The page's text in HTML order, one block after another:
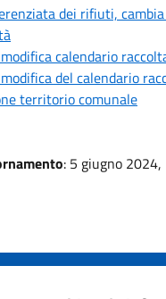
dei rifiuti,
calendario
del calendario
territorio comunale
: 5 giugno